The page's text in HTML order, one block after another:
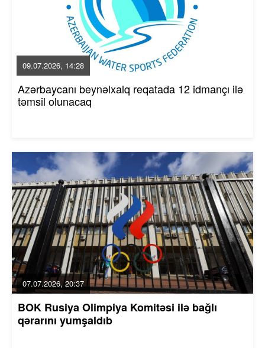
09.07.2026, 14:28
Azərbaycanı beynəlxalq reqatada 12 idmançı ilə
təmsil olunacaq
07.07.2026, 20:37
BOK Rusiya Olimpiya Komitəsi ilə bağlı
qərarını yumşaldıb